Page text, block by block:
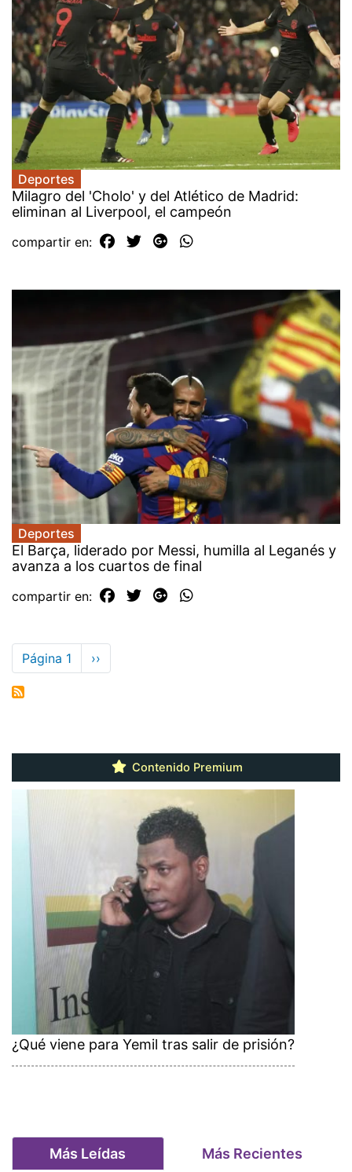
Deportes
Milagro del 'Cholo' y del Atlético de Madrid:
eliminan al Liverpool, el campeón
compartir en:
Deportes
El Barça, liderado por Messi, humilla al Leganés y
avanza a los cuartos de final
compartir en:
Paginación
Página 1
Siguiente
página
››
Contenido Premium
¿Qué viene para Yemil tras salir de prisión?
Más Leídas Más Recientes